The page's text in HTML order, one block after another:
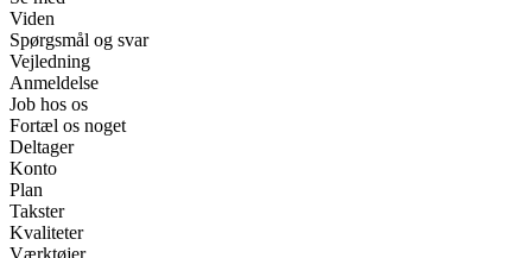
Viden
Spørgsmål og svar
Vejledning
Anmeldelse
Job hos os
Fortæl os noget
Deltager
Konto
Plan
Takster
Kvaliteter